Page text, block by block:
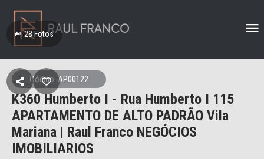
28 Fotos
Código: AP00122
K360 Humberto I - Rua Humberto I 115
APARTAMENTO DE ALTO PADRÃO Vila
Mariana | Raul Franco NEGÓCIOS
IMOBILIARIOS